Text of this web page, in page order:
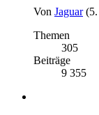
Von Jaguar
Themen
305
Beiträge
9 355